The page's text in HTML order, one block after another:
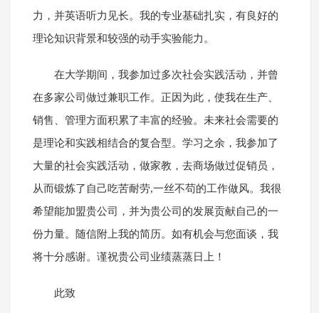
力，并英语听力见长。我的专业基础扎实，有良好的
理论知识背景和较强的动手实验能力。
在大学期间，我参加过多次社会实践活动，并曾
在多家公司做过兼职工作。正因为此，使我在生产、
销售、管理方面积累了丰富的经验。未来社会需要的
是理论和实践相结合的复合型。学习之余，我参加了
大量的社会实践活动，做家教，去商场做过促销员，
从而锻炼了自己吃苦耐劳,一丝不苟的工作做风。我很
希望能加盟贵公司，并为贵公司的发展贡献自己的一
份力量。随信附上我的简历。如有机会与您面谈，我
将十分感谢。谨祝贵公司业绩蒸蒸日上！
此致